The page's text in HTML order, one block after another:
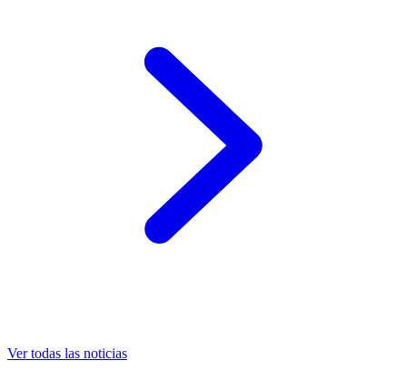
Ver todas las noticias